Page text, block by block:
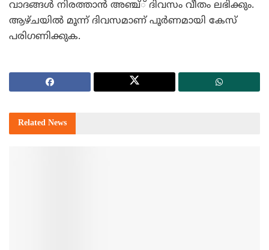
വാദങ്ങള്‍ നിരത്താന്‍ അഞ്ച്് ദിവസം വീതം ലഭിക്കും.
ആഴ്ചയില്‍ മൂന്ന് ദിവസമാണ് പൂര്‍ണമായി കേസ്
പരിഗണിക്കുക.
Related News